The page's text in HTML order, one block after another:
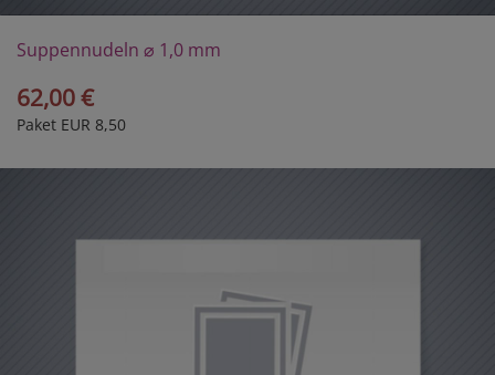
Suppennudeln ⌀ 1,0 mm
62,00 €
Paket EUR 8,50